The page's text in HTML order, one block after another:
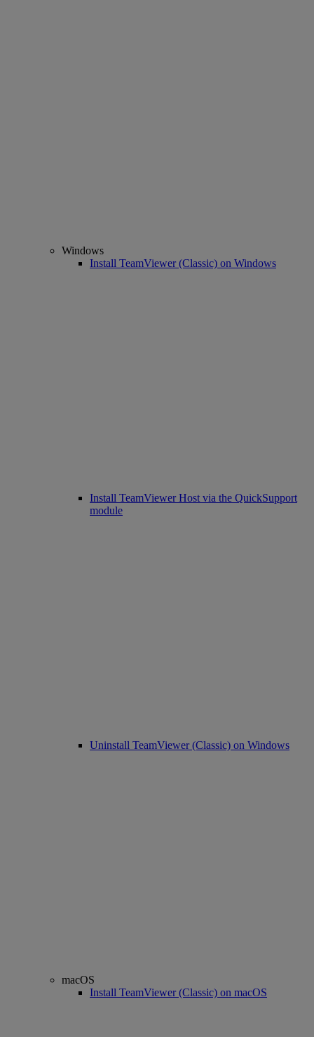
Windows
Install TeamViewer (Classic) on Windows
Install TeamViewer Host via the QuickSupport
module
Uninstall TeamViewer (Classic) on Windows
macOS
Install TeamViewer (Classic) on macOS